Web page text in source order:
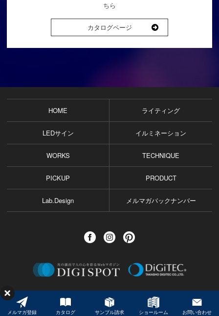
メルマガ登録 カタログ サンプル請求 ショールーム お問い合わせ
ちら
カタログページ
HOME ライティング
LEDサイン イルミネーション
WORKS TECHNIQUE
PICKUP PRODUCT
Lab.Design メルマガバックナンバー
©️ TAKASHO DIGITEC CO.,LTD. All Rights Reserved.